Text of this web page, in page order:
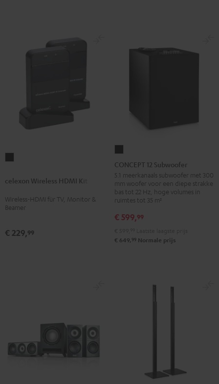
HDMI
Zwart
celexon Wireless HDMI Kit
Wireless-HDMI für TV, Monitor &
Beamer
€ 229,99
12
Subwoofer
Zwart
CONCEPT 12 Subwoofer
5.1 meerkanaals subwoofer met 300
mm woofer voor een diepe strakke
bas tot 22 Hz, hoge volumes in
ruimtes tot 35 m²
€ 599,99
€ 649, 99 Normale prijs